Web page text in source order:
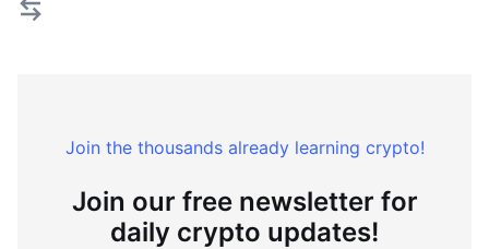
Join the thousands already learning crypto!
Join our free newsletter for
daily crypto updates!